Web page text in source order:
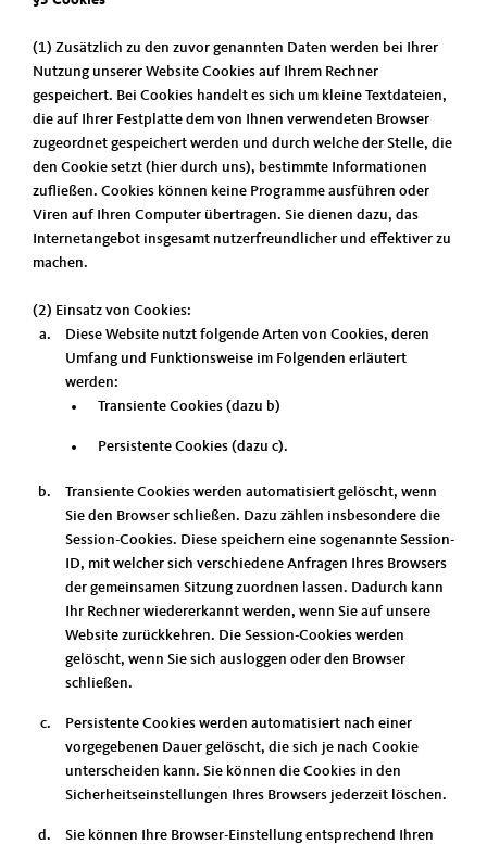
(1) Zusätzlich zu den zuvor genannten Daten werden bei Ihrer
Nutzung unserer Website Cookies auf Ihrem Rechner
gespeichert. Bei Cookies handelt es sich um kleine Textdateien,
die auf Ihrer Festplatte dem von Ihnen verwendeten Browser
zugeordnet gespeichert werden und durch welche der Stelle, die
den Cookie setzt (hier durch uns), bestimmte Informationen
zufließen. Cookies können keine Programme ausführen oder
Viren auf Ihren Computer übertragen. Sie dienen dazu, das
Internetangebot insgesamt nutzerfreundlicher und effektiver zu
machen.
(2) Einsatz von Cookies:
Diese Website nutzt folgende Arten von Cookies, deren
Umfang und Funktionsweise im Folgenden erläutert
werden:
Transiente Cookies (dazu b)
Persistente Cookies (dazu c).
Transiente Cookies werden automatisiert gelöscht, wenn
Sie den Browser schließen. Dazu zählen insbesondere die
Session-Cookies. Diese speichern eine sogenannte Session-
ID, mit welcher sich verschiedene Anfragen Ihres Browsers
der gemeinsamen Sitzung zuordnen lassen. Dadurch kann
Ihr Rechner wiedererkannt werden, wenn Sie auf unsere
Website zurückkehren. Die Session-Cookies werden
gelöscht, wenn Sie sich ausloggen oder den Browser
schließen.
Persistente Cookies werden automatisiert nach einer
vorgegebenen Dauer gelöscht, die sich je nach Cookie
unterscheiden kann. Sie können die Cookies in den
Sicherheitseinstellungen Ihres Browsers jederzeit löschen.
Sie können Ihre Browser-Einstellung entsprechend Ihren